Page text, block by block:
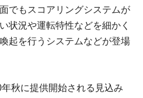
でもスコアリングシステムが
状況や運転特性などを細かく
起を行うシステムなどが登場
秋に提供開始される見込み